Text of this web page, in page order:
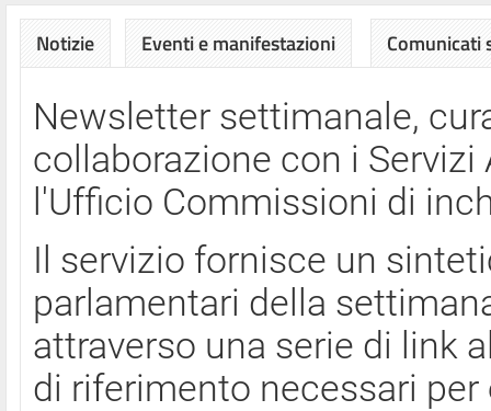
Notizie Eventi e manifestazioni Comunicati
Newsletter settimanale,
collaborazione con i
l'Ufficio Commissioni di
Il servizio fornisce un
parlamentari della
attraverso una serie di link
di riferimento necessari